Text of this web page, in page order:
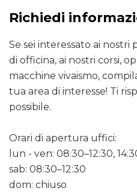
Richiedi
Se sei interessato ai nostri
di officina, ai nostri corsi,
macchine vivaismo,
tua area di interesse! Ti
possibile.
Orari di apertura uffici:
lun - ven: 08:30–12:30,
sab: 08:30–12:30
dom: chiuso